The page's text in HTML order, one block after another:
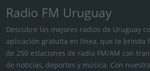
Radio FM Uruguay
Descubre las mejores radios de Uruguay
aplicación gratuita en línea, que te brinda
de 250 estaciones de radio FM/AM con
de noticias, deportes y música. Con